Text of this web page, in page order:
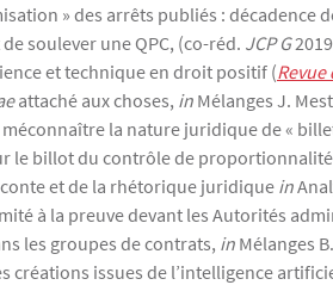
» des arrêts publiés : décadence
soulever une QPC, (co-réd. JCP G
et technique en droit positif (Revue
attaché aux choses, in Mélanges J.
la nature juridique de «
le billot du contrôle de proportionnalité
et de la rhétorique juridique in
à la preuve devant les Autorités
les groupes de contrats, in Mélanges
créations issues de l’intelligence